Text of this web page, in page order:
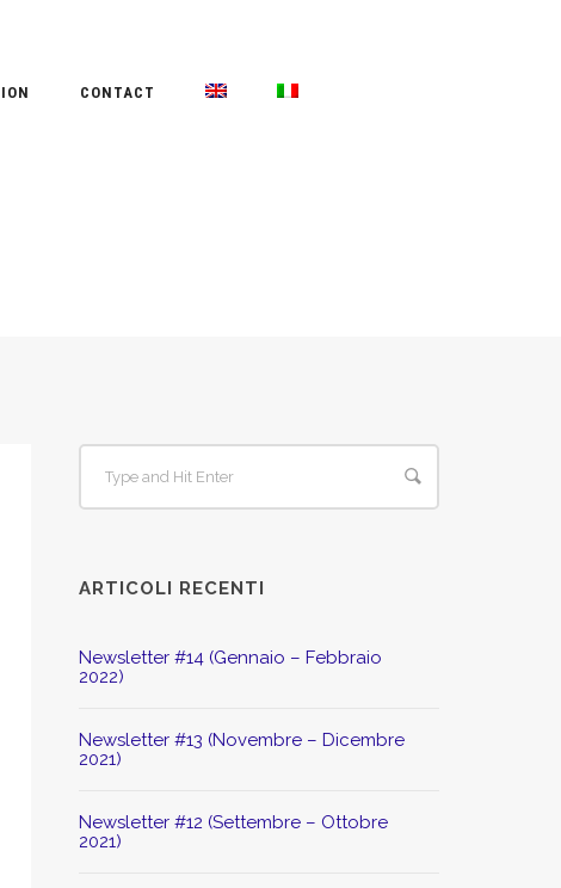
CONTACT
ARTICOLI RECENTI
Newsletter #14 (Gennaio – Febbraio
2022)
Newsletter #13 (Novembre – Dicembre
2021)
Newsletter #12 (Settembre – Ottobre
2021)